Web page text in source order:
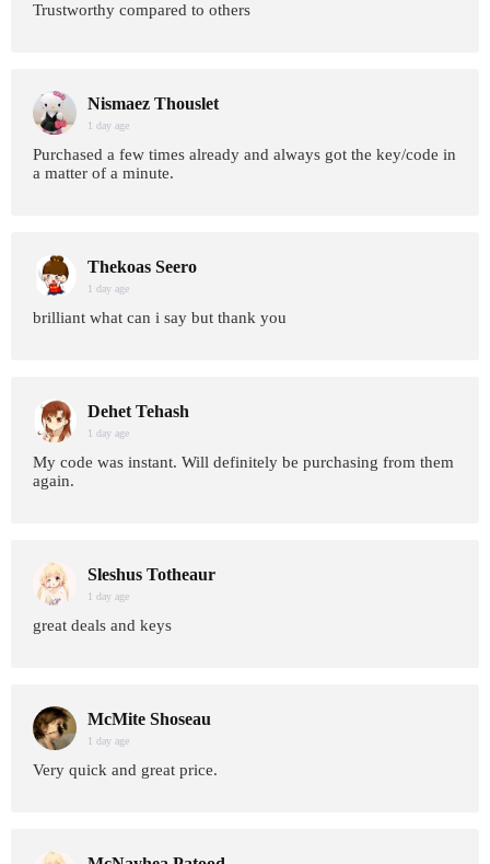
Trustworthy compared to others
Nismaez Thouslet
1 day age
Purchased a few times already and always got the key/code in
a matter of a minute.
Thekoas Seero
1 day age
brilliant what can i say but thank you
Dehet Tehash
1 day age
My code was instant. Will definitely be purchasing from them
again.
Sleshus Totheaur
1 day age
great deals and keys
McMite Shoseau
1 day age
Very quick and great price.